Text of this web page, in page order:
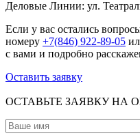
Деловые Линии: ул.
Если у вас остались
номеру +7(846) 922-89-05
с вами и подробно
Оставить заявку
ОСТАВЬТЕ ЗАЯВКУ НА